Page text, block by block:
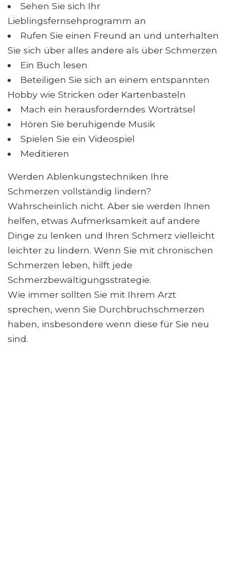
Sehen Sie sich Ihr
Lieblingsfernsehprogramm an
Rufen Sie einen Freund an und unterhalten
Sie sich über alles andere als über Schmerzen
Ein Buch lesen
Beteiligen Sie sich an einem entspannten
Hobby wie Stricken oder Kartenbasteln
Mach ein herausforderndes Worträtsel
Hören Sie beruhigende Musik
Spielen Sie ein Videospiel
Meditieren
Werden Ablenkungstechniken Ihre
Schmerzen vollständig lindern?
Wahrscheinlich nicht. Aber sie werden Ihnen
helfen, etwas Aufmerksamkeit auf andere
Dinge zu lenken und Ihren Schmerz vielleicht
leichter zu lindern. Wenn Sie mit chronischen
Schmerzen leben, hilft jede
Schmerzbewältigungsstrategie.
Wie immer sollten Sie mit Ihrem Arzt
sprechen, wenn Sie Durchbruchschmerzen
haben, insbesondere wenn diese für Sie neu
sind.